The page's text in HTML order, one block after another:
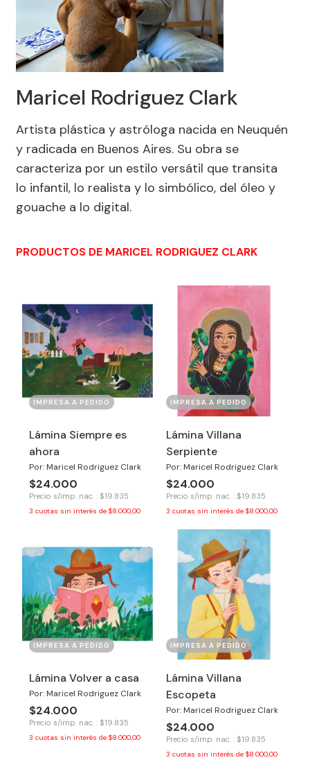
Maricel Rodriguez Clark
Artista plástica y astróloga nacida en Neuquén
y radicada en Buenos Aires. Su obra se
caracteriza por un estilo versátil que transita
lo infantil, lo realista y lo simbólico, del óleo y
gouache a lo digital.
PRODUCTOS DE MARICEL RODRIGUEZ CLARK
IMPRESA A PEDIDO
Lámina Siempre es
ahora
Por: Maricel Rodriguez Clark
$24.000
Precio s/imp. nac. : $19.835
3 cuotas sin interés de $8.000,00
IMPRESA A PEDIDO
Lámina Villana
Serpiente
Por: Maricel Rodriguez Clark
$24.000
Precio s/imp. nac. : $19.835
3 cuotas sin interés de $8.000,00
IMPRESA A PEDIDO
Lámina Volver a casa
Por: Maricel Rodriguez Clark
$24.000
Precio s/imp. nac. : $19.835
3 cuotas sin interés de $8.000,00
IMPRESA A PEDIDO
Lámina Villana
Escopeta
Por: Maricel Rodriguez Clark
$24.000
Precio s/imp. nac. : $19.835
3 cuotas sin interés de $8.000,00